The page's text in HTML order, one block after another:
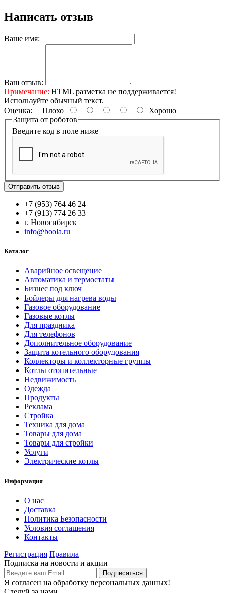
Написать отзыв
Ваше имя:
Ваш отзыв:
Примечание: HTML разметка не поддерживается!
Используйте обычный текст.
Оценка: Плохо
Хорошо
Защита от роботов
Введите код в поле ниже
Отправить отзыв
+7 (953) 764 46 24
+7 (913) 774 26 33
г. Новосибирск
info@boola.ru
Каталог
Аварийное освещение
Автоматика и термостаты
Бизнес под ключ
Бойлеры для нагрева воды
Газовое оборудование
Газовые котлы
Для праздника
Для телефонов
Дополнительное оборудование
Защита котельного оборудования
Коллекторы и коллекторные группы
Котлы отопительные
Недвижимость
Одежда
Продукты
Реклама
Стройка
Техника для дома
Товары для дома
Товары для стройки
Услуги
Электрические котлы
Информация
О нас
Доставка
Политика Безопасности
Условия соглашения
Контакты
Регистрация Правила
Подписка на новости и акции
Я согласен на обработку персональных данных!